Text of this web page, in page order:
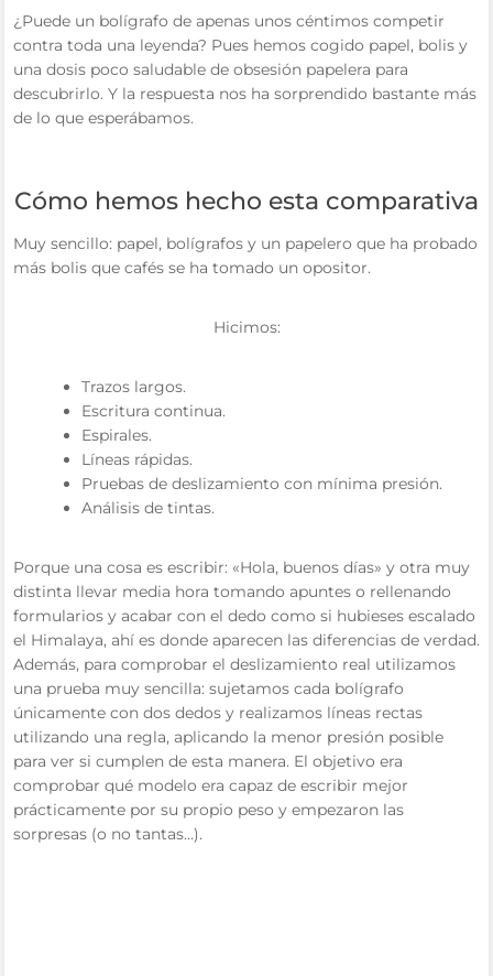
¿Puede un bolígrafo de apenas unos céntimos competir
contra toda una leyenda? Pues hemos cogido papel, bolis y
una dosis poco saludable de obsesión papelera para
descubrirlo. Y la respuesta nos ha sorprendido bastante más
de lo que esperábamos.
Cómo hemos hecho esta comparativa
Muy sencillo: papel, bolígrafos y un papelero que ha probado
más bolis que cafés se ha tomado un opositor.
Hicimos:
Trazos largos.
Escritura continua.
Espirales.
Líneas rápidas.
Pruebas de deslizamiento con mínima presión.
Análisis de tintas.
Porque una cosa es escribir: «Hola, buenos días» y otra muy
distinta llevar media hora tomando apuntes o rellenando
formularios y acabar con el dedo como si hubieses escalado
el Himalaya, ahí es donde aparecen las diferencias de verdad.
Además, para comprobar el deslizamiento real utilizamos
una prueba muy sencilla: sujetamos cada bolígrafo
únicamente con dos dedos y realizamos líneas rectas
utilizando una regla, aplicando la menor presión posible
para ver si cumplen de esta manera. El objetivo era
comprobar qué modelo era capaz de escribir mejor
prácticamente por su propio peso y empezaron las
sorpresas (o no tantas…).